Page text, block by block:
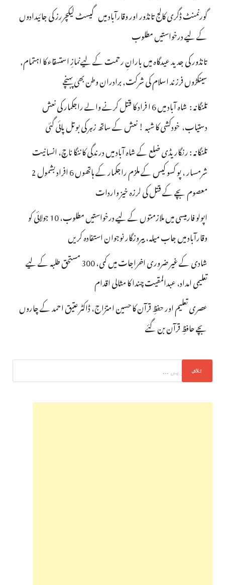
گورنمنٹ ڈگری کالج تانڈور اور وقارآباد میں گیسٹ لیکچررز کی جائیدادوں
کے لیے درخواستیں مطلوب
تانڈور کی جدید عیدگاہ میں بارانِ رحمت کے لیےنمازِ استسقاء کا اہتمام,
سینکڑوں فرزند اسلام کی شرکت, برادران وطن بھی پہنچے
تلنگانہ : شاہ آباد میں 6 ا فراد کا قتل کرنے والے راجکمار کی نعش
دستیاب، خودکشی کا شبہ ! نعش کے ساتھ زہر کی بوتل پائی گئی
تلنگانہ : رنگاریڈی ضلع کے شاہ آباد میں درندگی کا ننگا ناچ، انسانیت
شرمسار ، پو کسو کیس کے ملزم راجکمار کے ہاتھوں 6 افراد بشمول 2
معصوم بچے کے قتل کی لرزہ خیز واردات
اپولو فارمیسی میں ملازمتوں کے لیے درخواستیں مطلوب، 10 جولائی کو
وقارآباد میں جاب میلہ، بیروزگار نوجوان استفادہ کریں
شادی کے غیر ضروری اخراجات میں کمی، 300 مستحق طلبہ کے لیے
تعلیمی امداد، عبدالمقیت چندا کا مثالی اقدام
عصری تعلیم اور حفظِ قرآن کا حسین امتزاج، ڈاکٹر عتیق احمد کے چاروں
بچے حافظِ قرآن بن گئے